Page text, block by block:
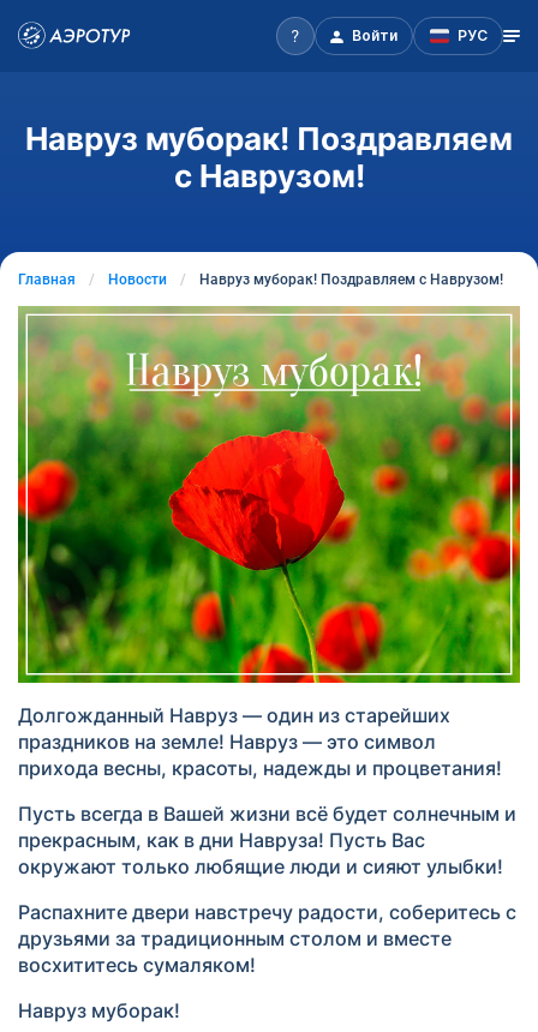
Войти РУС
Навруз муборак! Поздравляем
с Наврузом!
Главная Новости Навруз муборак! Поздравляем с Наврузом!
Долгожданный Навруз — один из старейших
праздников на земле! Навруз — это символ
прихода весны, красоты, надежды и процветания!
Пусть всегда в Вашей жизни всё будет солнечным и
прекрасным, как в дни Навруза! Пусть Вас
окружают только любящие люди и сияют улыбки!
Распахните двери навстречу радости, соберитесь с
друзьями за традиционным столом и вместе
восхититесь сумаляком!
Навруз муборак!